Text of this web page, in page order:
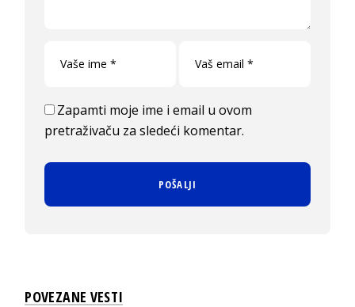
Zapamti moje ime i email u ovom
pretraživaču za sledeći komentar.
POVEZANE VESTI